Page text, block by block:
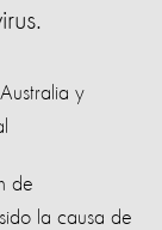
y
de
la causa de